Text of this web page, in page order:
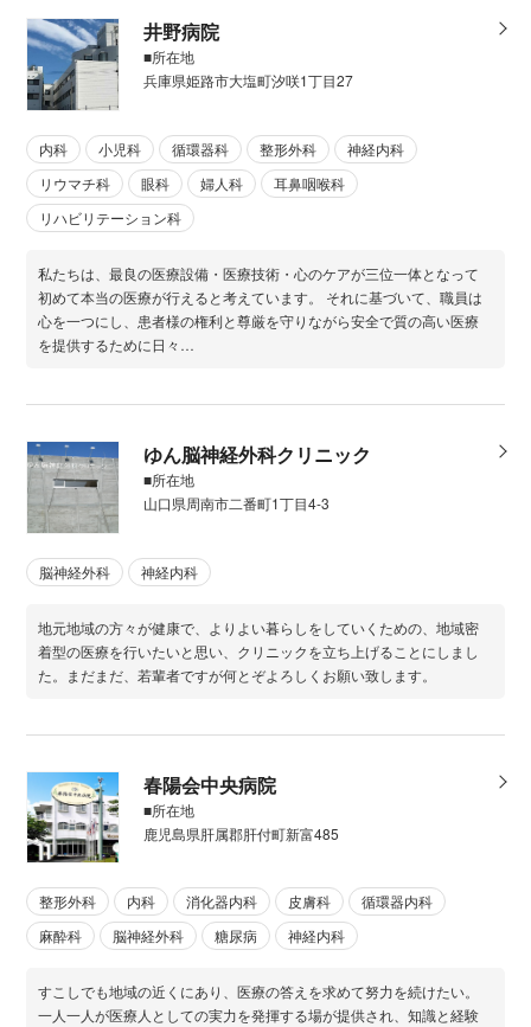
井野病院
■所在地
兵庫県姫路市大塩町汐咲1丁目27
内科 小児科 循環器科 整形外科
神経内科
リウマチ科
眼科 婦人科
耳鼻咽喉科
リハビリテーション科
私たちは、最良の医療設備・医療技術・心のケアが三位一体となって
初めて本当の医療が行えると考えています。 それに基づいて、職員は
心を一つにし、患者様の権利と尊厳を守りながら安全で質の高い医療
を提供するために日々…
ゆん脳神経外科クリニック
■所在地
山口県周南市二番町1丁目4-3
脳神経外科 神経内科
地元地域の方々が健康で、よりよい暮らしをしていくための、地域密
着型の医療を行いたいと思い、クリニックを立ち上げることにしまし
た。まだまだ、若輩者ですが何とぞよろしくお願い致します。
春陽会中央病院
■所在地
鹿児島県肝属郡肝付町新富485
整形外科 内科 消化器内科 皮膚科
循環器内科
麻酔科
脳神経外科 糖尿病 神経内科
すこしでも地域の近くにあり、医療の答えを求めて努力を続けたい。
一人一人が医療人としての実力を発揮する場が提供され、知識と経験